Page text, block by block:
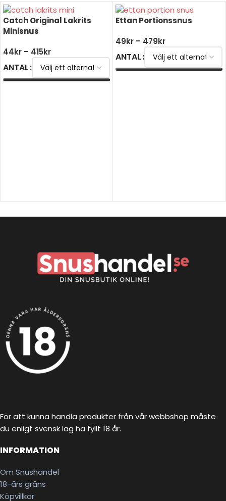
Catch Original Lakrits
Minisnus
44kr – 415kr
ANTAL
Ettan Portionssnus
49kr – 479kr
ANTAL
För att kunna handla produkter från vår webbshop måste
du enligt svensk lag ha fyllt 18 år.
INFORMATION
Om Snushandel
18-års gräns
Köpvillkor